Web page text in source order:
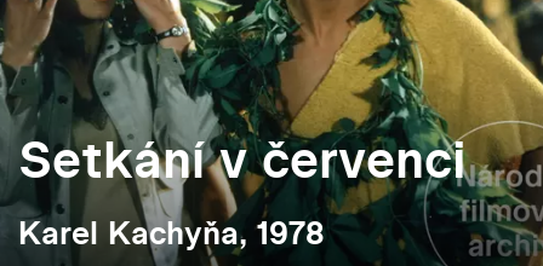
Setkání v červenci
Karel Kachyňa, 1978